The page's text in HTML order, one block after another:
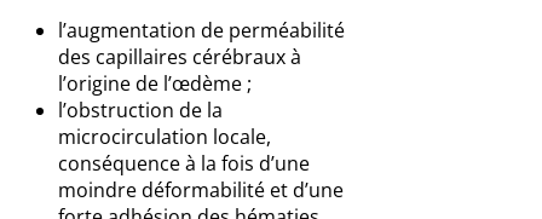
l’augmentation de perméabilité
des capillaires cérébraux à
l’origine de l’œdème ;
l’obstruction de la
microcirculation locale,
conséquence à la fois d’une
moindre déformabilité et d’une